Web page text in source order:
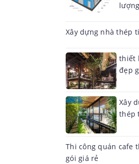
lượng
Xây dựng nhà thép
thiết
đẹp
Xây
thép
Thi công quán cafe
gói giá rẻ